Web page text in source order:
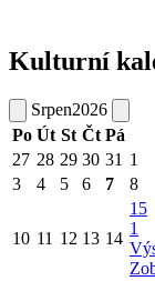
Kulturní
Srpen2026
Po Út St Čt Pá
27 28 29 30 31 1
3
4 5 6 7 8
10 11 12 13 14
15
1